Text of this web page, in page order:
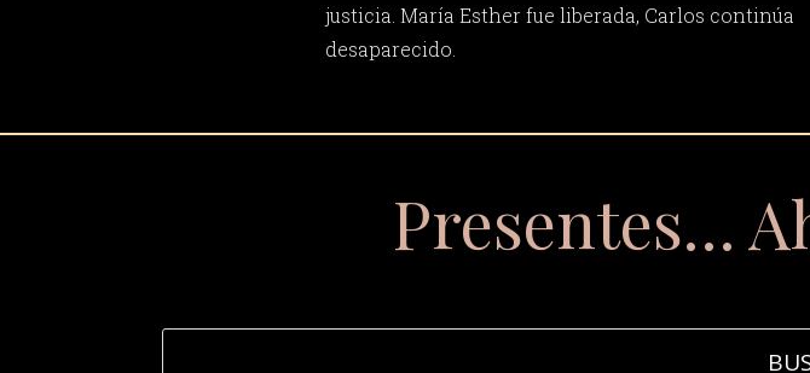
justicia. María Esther fue liberada, Carlos continúa
desaparecido.
Presentes…